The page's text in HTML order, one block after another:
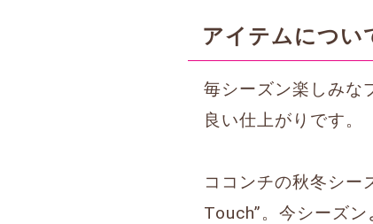
アイテムについ
毎シーズン楽しみな
良い仕上がりです。
ココンチの秋冬シ
Touch”。今シーズ